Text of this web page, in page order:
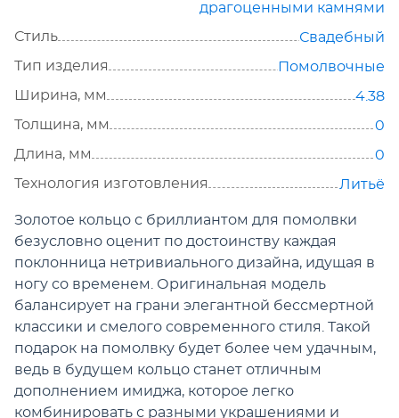
драгоценными камнями
Стиль
Свадебный
Тип изделия
Помолвочные
Ширина, мм
4.38
Толщина, мм
0
Длина, мм
0
Технология изготовления
Литьё
Золотое кольцо с бриллиантом для помолвки
безусловно оценит по достоинству каждая
поклонница нетривиального дизайна, идущая в
ногу со временем. Оригинальная модель
балансирует на грани элегантной бессмертной
классики и смелого современного стиля. Такой
подарок на помолвку будет более чем удачным,
ведь в будущем кольцо станет отличным
дополнением имиджа, которое легко
комбинировать с разными украшениями и